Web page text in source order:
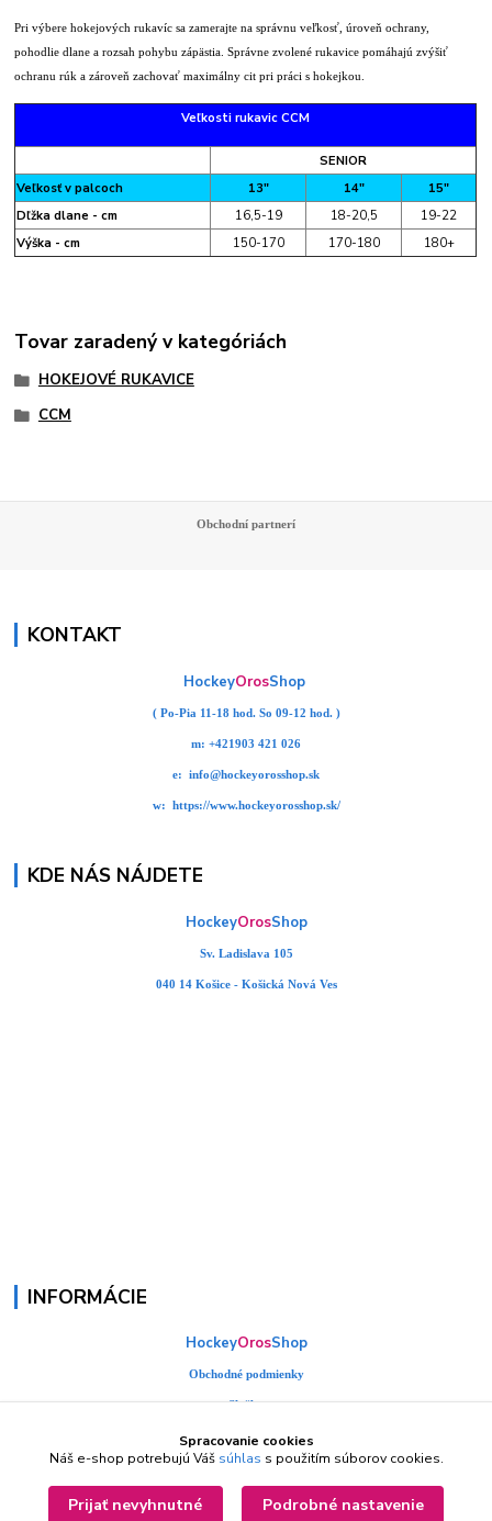
Pri výbere hokejových rukavíc sa zamerajte na správnu veľkosť, úroveň ochrany,
pohodlie dlane a rozsah pohybu zápästia. Správne zvolené rukavice pomáhajú zvýšiť
ochranu rúk a zároveň zachovať maximálny cit pri práci s hokejkou.
Veľkosti rukavic CCM
SENIOR
Veľkosť v palcoch
13" 14"
15"
Dľžka dlane - cm
16,5-19 18-20,5
19-22
Výška - cm
150-170 170-180 180+
Tovar zaradený v kategóriách
HOKEJOVÉ RUKAVICE
CCM
Obchodní partnerí
KONTAKT
HockeyOrosShop
( Po-Pia 11-18 hod. So 09-12 hod. )
m: +421903 421 026
e: info@hockeyorosshop.sk
w: https://www.hockeyorosshop.sk/
KDE NÁS NÁJDETE
HockeyOrosShop
Sv. Ladislava 105
040 14 Košice - Košická Nová Ves
INFORMÁCIE
HockeyOrosShop
Obchodné podmienky
Služby
Kontakty
Fotogaléria
Spracovanie cookies
Náš e-shop potrebujú Váš súhlas s použitím súborov cookies.
Prijať nevyhnutné Podrobné nastavenie